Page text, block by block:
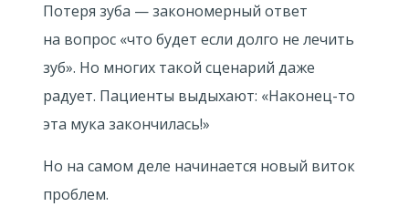
Потеря зуба — закономерный ответ
на вопрос «что будет если долго не лечить
зуб». Но многих такой сценарий даже
радует. Пациенты выдыхают: «Наконец-то
эта мука закончилась!»
Но на самом деле начинается новый виток
проблем.